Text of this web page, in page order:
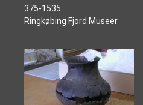
375-1535
Ringkøbing Fjord Museer